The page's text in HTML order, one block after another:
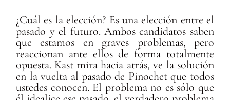
¿Cuál es la elección? Es una elección entre el
pasado y el futuro. Ambos candidatos saben
que estamos en graves problemas, pero
reaccionan ante ellos de forma totalmente
opuesta. Kast mira hacia atrás, ve la solución
en la vuelta al pasado de Pinochet que todos
ustedes conocen. El problema no es sólo que